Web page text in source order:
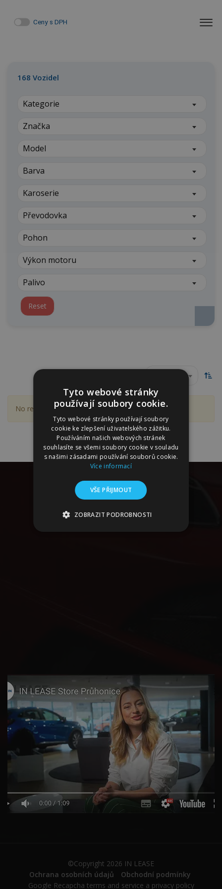
Ceny s DPH
168 Vozidel
Kategorie
Značka
Model
Barva
Karoserie
Převodovka
Pohon
Výkon motoru
Palivo
Reset
No result were found matching your selection.
©Copyright 2026 IN LEASE
Ochrana osobních údajů
Obchodní podmínky
Google Recapcha terms and service a privacy policy
Tyto webové stránky
používají soubory cookie.
Tyto webové stránky používají soubory
cookie ke zlepšení uživatelského zážitku.
Používáním našich webových stránek
souhlasíte se všemi soubory cookie v souladu
s našimi zásadami používání souborů cookie.
Více informací
VŠE PŘIJMOUT
ZOBRAZIT PODROBNOSTI